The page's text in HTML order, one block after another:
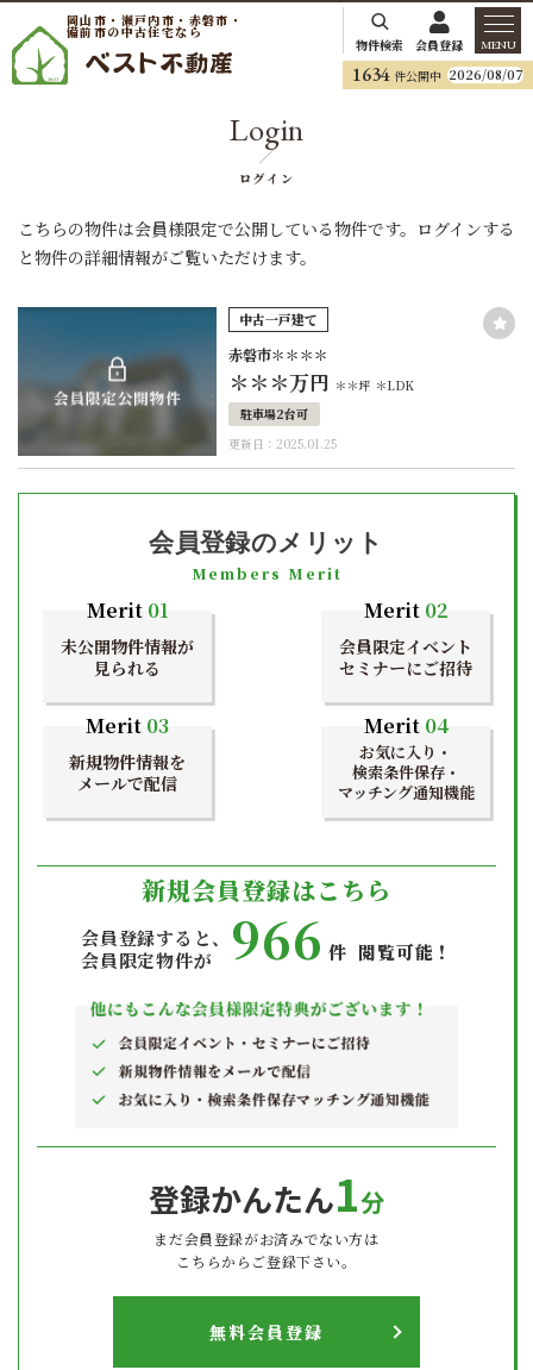
岡山市・瀬戸内市・赤磐市・
備前市の中古住宅なら
物件検索 会員登録 MENU
1634 件公開中 2026/08/07
Login
ログイン
こちらの物件は会員様限定で公開している物件です。ログインする
と物件の詳細情報がご覧いただけます。
中古一戸建て
赤磐市＊＊＊＊
＊＊＊万円 ＊＊坪 ＊LDK
駐車場2台可
更新日：2025.01.25
会員登録のメリット
Members Merit
Merit01
未公開物件情報が
見られる
Merit02
会員限定イベント
セミナーにご招待
Merit 03
新規物件情報を
メールで配信
Merit04
お気に入り・
検索条件保存・
マッチング通知機能
新規会員登録はこちら
会員登録すると、
会員限定物件が
966 件 閲覧可能！
登録かんたん1分
まだ会員登録がお済みでない方は
こちらからご登録下さい。
無料会員登録